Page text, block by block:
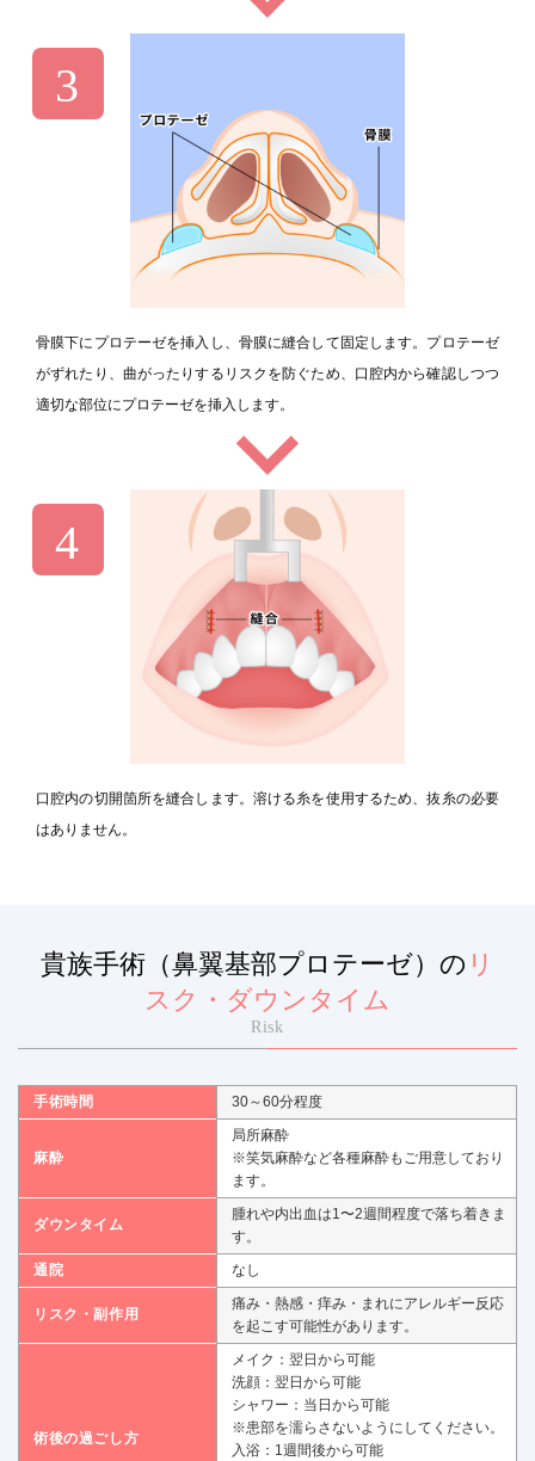
骨膜下にプロテーゼを挿入し、骨膜に縫合して固定します。プロテーゼ
がずれたり、曲がったりするリスクを防ぐため、口腔内から確認しつつ
適切な部位にプロテーゼを挿入します。
口腔内の切開箇所を縫合します。溶ける糸を使用するため、抜糸の必要
はありません。
貴族手術（鼻翼基部プロテーゼ）の リ
スク・ダウンタイム
Risk
手術時間 30～60分程度
麻酔
局所麻酔
※笑気麻酔など各種麻酔もご用意しており
ます。
ダウンタイム
腫れや内出血は1〜2週間程度で落ち着きま
す。
通院
なし
リスク・副作用
痛み・熱感・痒み・まれにアレルギー反応
を起こす可能性があります。
術後の過ごし方
メイク：翌日から可能
洗顔：翌日から可能
シャワー：当日から可能
※患部を濡らさないようにしてください。
入浴：1週間後から可能